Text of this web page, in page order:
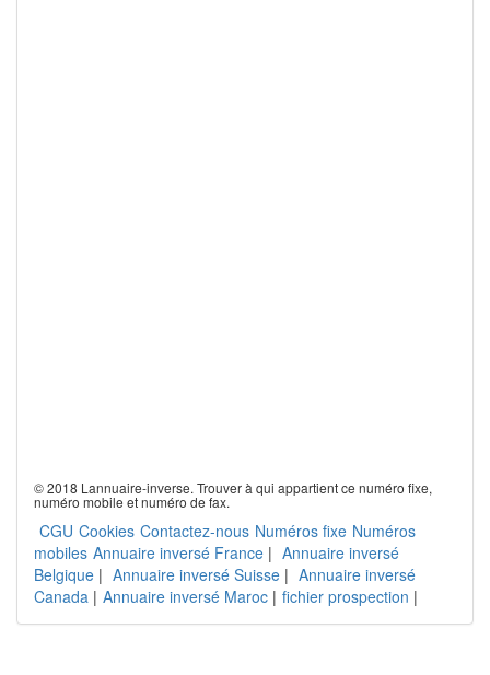
© 2018 Lannuaire-inverse. Trouver à qui appartient ce numéro fixe,
numéro mobile et numéro de fax.
CGU Cookies Contactez-nous Numéros fixe Numéros
mobiles Annuaire inversé France | Annuaire inversé
Belgique | Annuaire inversé Suisse | Annuaire inversé
Canada | Annuaire inversé Maroc | fichier prospection |